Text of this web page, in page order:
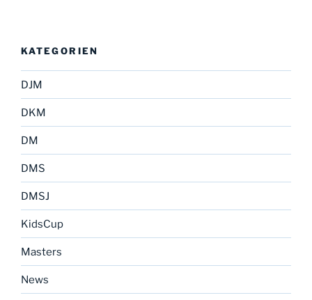
KATEGORIEN
DJM
DKM
DM
DMS
DMSJ
KidsCup
Masters
News